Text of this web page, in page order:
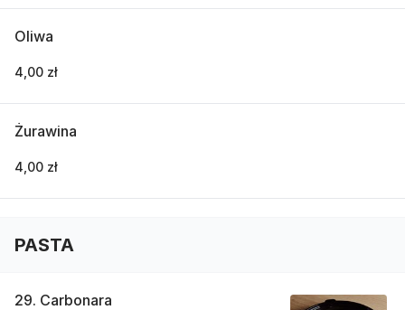
Oliwa
4,00 zł
Żurawina
4,00 zł
PASTA
29. Carbonara